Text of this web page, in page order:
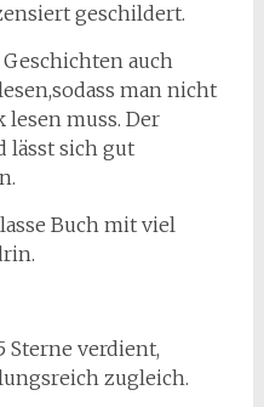
geschildert.
auch
man nicht
lesen muss. Der
lässt sich gut
Buch mit viel
Sterne verdient,
zugleich.